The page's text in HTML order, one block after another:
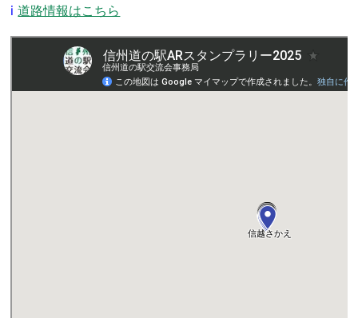
i 道路情報はこちら